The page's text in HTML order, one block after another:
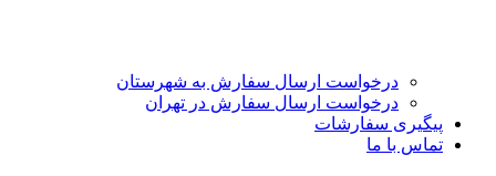
درخواست ارسال سفارش به شهرستان
درخواست ارسال سفارش در تهران
پیگیری سفارشات
تماس با ما